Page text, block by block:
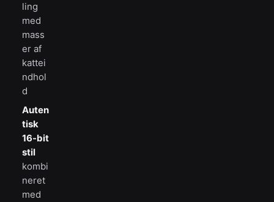
ling
med
mass
er af
kattei
ndhol
d
Auten
tisk
16-bit
stil
kombi
neret
med